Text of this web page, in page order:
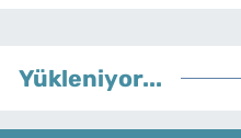
Yükleniyor...